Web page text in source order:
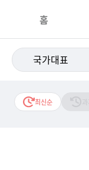
홈
최신순